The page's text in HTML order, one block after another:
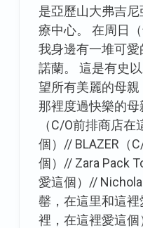
是亞歷山大弗吉
療中心。 在周日
我身邊有一堆可
諾蘭。 這是有史
望所有美麗的母
那裡度過快樂的
（C/O前排商店
個）// BLAZER（
個）// Zara Pack
愛這個）//
罄，在這里和這
裡，在這裡愛這個